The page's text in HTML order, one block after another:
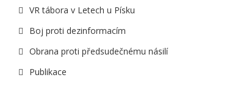
VR tábora v Letech u Písku
Boj proti dezinformacím
Obrana proti předsudečnému násilí
Publikace